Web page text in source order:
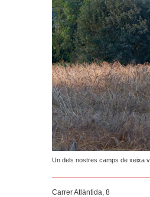
Un dels nostres camps de xeixa
Carrer Atlàntida, 8